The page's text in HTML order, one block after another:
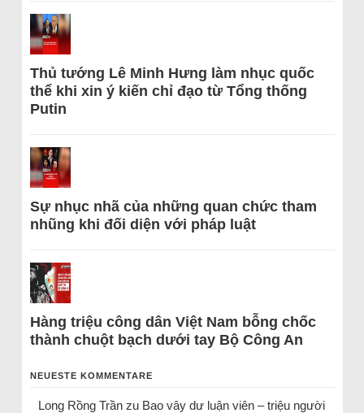
Thủ tướng Lê Minh Hưng làm nhục quốc
thể khi xin ý kiến chỉ đạo từ Tổng thống
Putin
Sự nhục nhã của những quan chức tham
nhũng khi đối diện với pháp luật
Hàng triệu công dân Việt Nam bỗng chốc
thành chuột bạch dưới tay Bộ Công An
NEUESTE KOMMENTARE
Long Rồng Trầnzu Bao vây dư luận viên – triệu người